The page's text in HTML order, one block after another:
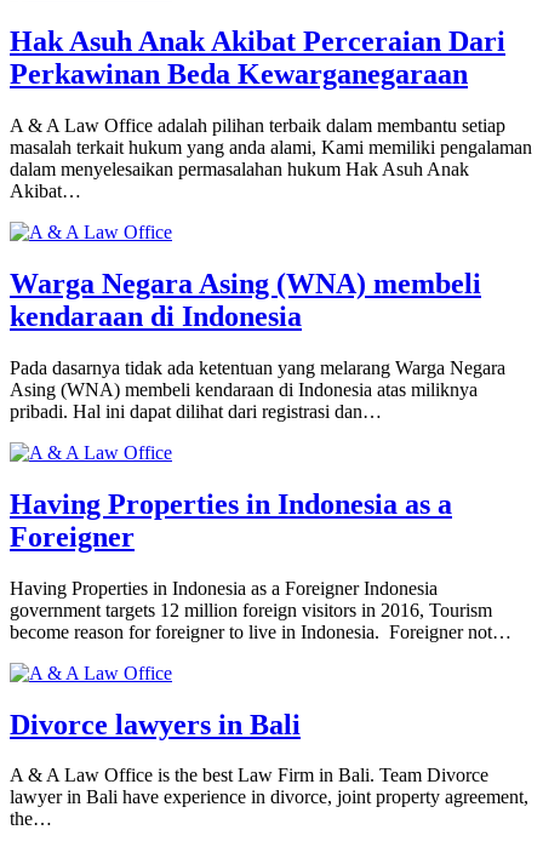
Hak Asuh Anak Akibat Perceraian Dari
Perkawinan Beda Kewarganegaraan
A & A Law Office adalah pilihan terbaik dalam membantu setiap
masalah terkait hukum yang anda alami, Kami memiliki pengalaman
dalam menyelesaikan permasalahan hukum Hak Asuh Anak
Akibat…
Warga Negara Asing (WNA) membeli
kendaraan di Indonesia
Pada dasarnya tidak ada ketentuan yang melarang Warga Negara
Asing (WNA) membeli kendaraan di Indonesia atas miliknya
pribadi. Hal ini dapat dilihat dari registrasi dan…
Having Properties in Indonesia as a
Foreigner
Having Properties in Indonesia as a Foreigner Indonesia
government targets 12 million foreign visitors in 2016, Tourism
become reason for foreigner to live in Indonesia. Foreigner not…
Divorce lawyers in Bali
A & A Law Office is the best Law Firm in Bali. Team Divorce
lawyer in Bali have experience in divorce, joint property agreement,
the…